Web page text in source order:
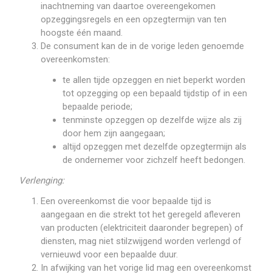
inachtneming van daartoe overeengekomen
opzeggingsregels en een opzegtermijn van ten
hoogste één maand.
De consument kan de in de vorige leden genoemde
overeenkomsten:
te allen tijde opzeggen en niet beperkt worden
tot opzegging op een bepaald tijdstip of in een
bepaalde periode;
tenminste opzeggen op dezelfde wijze als zij
door hem zijn aangegaan;
altijd opzeggen met dezelfde opzegtermijn als
de ondernemer voor zichzelf heeft bedongen.
Verlenging:
Een overeenkomst die voor bepaalde tijd is
aangegaan en die strekt tot het geregeld afleveren
van producten (elektriciteit daaronder begrepen) of
diensten, mag niet stilzwijgend worden verlengd of
vernieuwd voor een bepaalde duur.
In afwijking van het vorige lid mag een overeenkomst